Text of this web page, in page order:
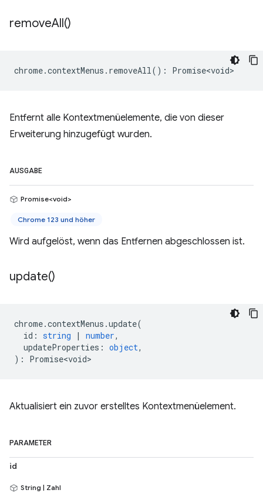
removeAll()
chrome.contextMenus . removeAll() : Promise<void>
Entfernt alle Kontextmenüelemente, die von dieser
Erweiterung hinzugefügt wurden.
AUSGABE
Promise<void>
Chrome 123 und höher
Wird aufgelöst, wenn das Entfernen abgeschlossen ist.
update()
chrome.contextMenus .update(
id : string | number,
updateProperties : object,
) : Promise<void>
Aktualisiert ein zuvor erstelltes Kontextmenüelement.
PARAMETER
id
String | Zahl